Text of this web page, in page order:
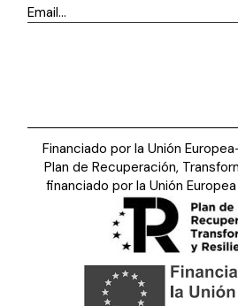
Financiado por la Unión
Plan de Recuperación,
financiado por la Unión